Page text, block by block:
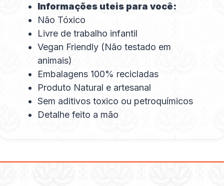
Informações uteis para você:
Não Tóxico
Livre de trabalho infantil
Vegan Friendly (Não testado em
animais)
Embalagens 100% recicladas
Produto Natural e artesanal
Sem aditivos toxico ou petroquímicos
Detalhe feito a mão